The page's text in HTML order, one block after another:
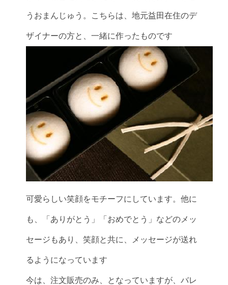
うおまんじゅう。こちらは、地元益田在住のデ
ザイナーの方と、一緒に作ったものです
可愛らしい笑顔をモチーフにしています。他に
も、「ありがとう」「おめでとう」などのメッ
セージもあり、笑顔と共に、メッセージが送れ
るようになっています
今は、注文販売のみ、となっていますが、バレ